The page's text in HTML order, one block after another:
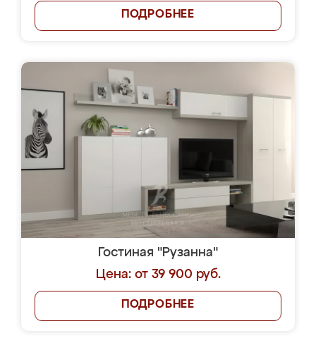
ПОДРОБНЕЕ
Гостиная "Рузанна"
Цена: от 39 900 руб.
ПОДРОБНЕЕ